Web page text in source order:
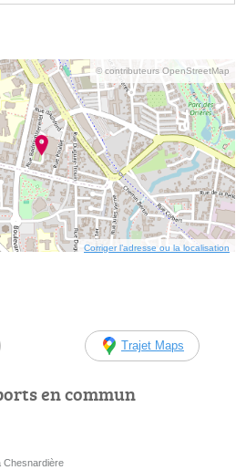
© contributeurs OpenStreetMap
Corriger l’adresse ou la localisation
Trajet Maps
en commun
Chesnardière